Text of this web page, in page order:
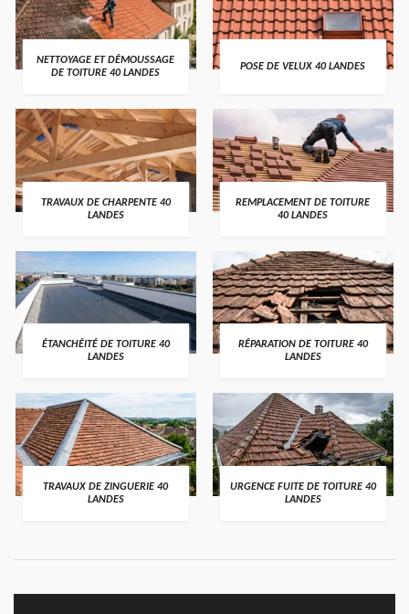
NETTOYAGE ET DÉMOUSSAGE
DE TOITURE 40 LANDES
POSE DE VELUX 40 LANDES
TRAVAUX DE CHARPENTE 40
LANDES
REMPLACEMENT DE TOITURE
40 LANDES
ÉTANCHÉITÉ DE TOITURE 40
LANDES
RÉPARATION DE TOITURE 40
LANDES
TRAVAUX DE ZINGUERIE 40
LANDES
URGENCE FUITE DE TOITURE 40
LANDES